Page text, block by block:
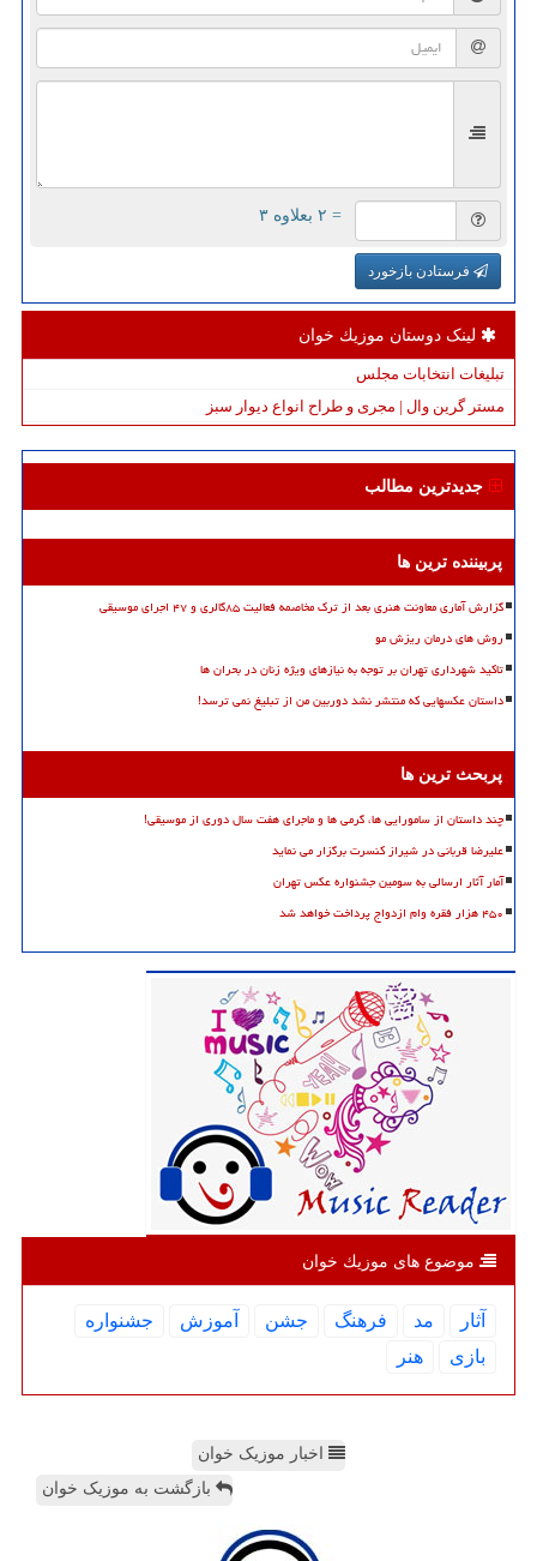
= ۲ بعلاوه ۳
فرستادن بازخورد
لینک دوستان موزیك خوان
تبلیغات انتخابات مجلس
مستر گرین وال | مجری و طراح انواع دیوار سبز
جدیدترین مطالب
پربیننده ترین ها
گزارش آماری معاونت هنری بعد از ترک مخاصمه فعالیت ۸۵گالری و ۴۷ اجرای موسیقی
روش های درمان ریزش مو
تاکید شهرداری تهران بر توجه به نیازهای ویژه زنان در بحران ها
داستان عکسهایی که منتشر نشد دوربین من از تبلیغ نمی ترسد!
پربحث ترین ها
چند داستان از سامورایی ها، گرمی ها و ماجرای هفت سال دوری از موسیقی!
علیرضا قربانی در شیراز کنسرت برگزار می نماید
آمار آثار ارسالی به سومین جشنواره عکس تهران
۴۵۰ هزار فقره وام ازدواج پرداخت خواهد شد
موضوع های موزیك خوان
آثار مد فرهنگ جشن آموزش
جشنواره
بازی
هنر
اخبار موزیک خوان
بازگشت به موزیک خوان